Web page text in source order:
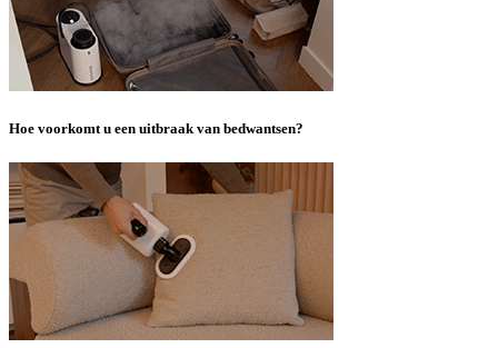
Hoe voorkomt u een uitbraak van bedwantsen?